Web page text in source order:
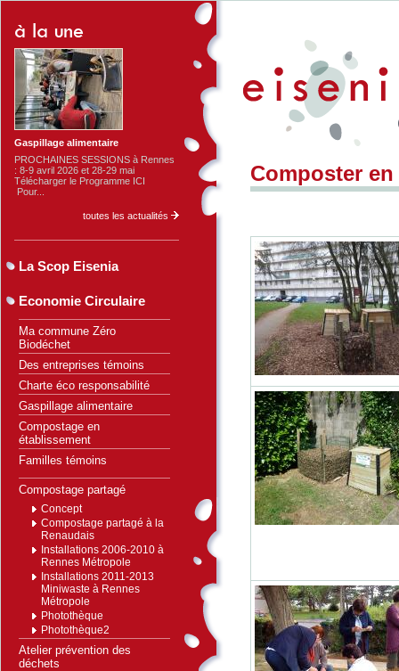
Gaspillage alimentaire
PROCHAINES SESSIONS à Rennes
: 8-9 avril 2026 et 28-29 mai
Télécharger le Programme ICI
Pour...
toutes les actualités
La Scop Eisenia
Economie Circulaire
Ma commune Zéro
Biodéchet
Des entreprises témoins
Charte éco responsabilité
Gaspillage alimentaire
Compostage en
établissement
Familles témoins
Compostage partagé
Concept
Compostage partagé à la
Renaudais
Installations 2006-2010 à
Rennes Métropole
Installations 2011-2013
Miniwaste à Rennes
Métropole
Photothèque
Photothèque2
Atelier prévention des
déchets
Composter